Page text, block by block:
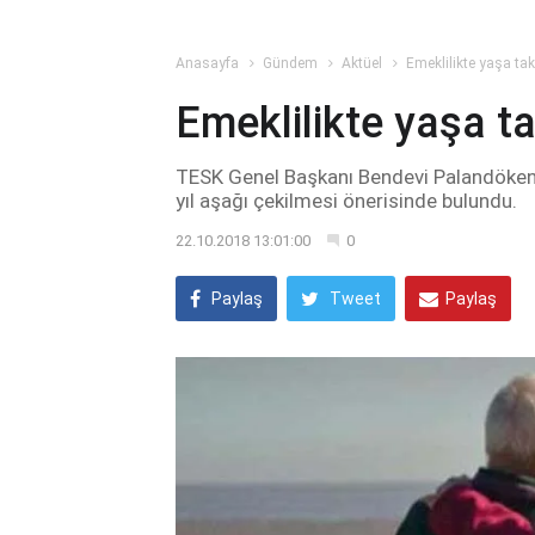
Anasayfa Gündem Aktüel Emeklilikte yaşa
Emeklilikte yaşa
TESK Genel Başkanı Bendevi
yıl aşağı çekilmesi önerisinde bulundu.
22.10.2018 13:01:00 0
Paylaş Tweet Paylaş